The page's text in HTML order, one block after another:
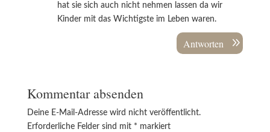
hat sie sich auch nicht nehmen lassen da wir
Kinder mit das Wichtigste im Leben waren.
Antworten
Kommentar absenden
Deine E-Mail-Adresse wird nicht veröffentlicht.
Erforderliche Felder sind mit * markiert